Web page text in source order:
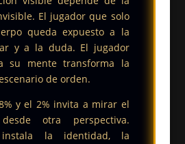
El jugador que solo
queda expuesto a la
y a la duda. El jugador
su mente transforma la
de orden.
y el 2% invita a mirar el
otra perspectiva.
la identidad, la